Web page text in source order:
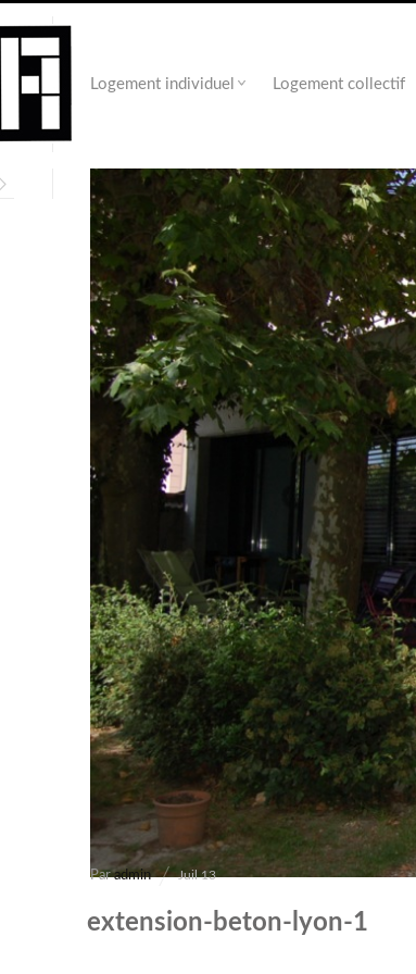
Logement individuel Logement collectif
extension-beton-lyon-1
Paradmin Juil 13